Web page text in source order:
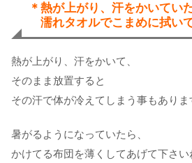
＊熱が上がり、汗をかいていた
濡れタオルでこまめに拭いて
熱が上がり、汗をかいて、
そのまま放置すると
その汗で体が冷えてしまう事もありま
暑がるようになっていたら、
かけてる布団を薄くしてあげて下さい